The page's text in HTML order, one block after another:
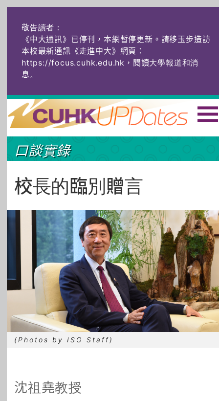
敬告讀者：
《中大通訊》已停刊，本網暫停更新。請移玉步造訪
本校最新通訊《走進中大》網頁：
https://focus.cuhk.edu.hk，閱讀大學報道和消
息。
主頁 | ENG | 简体 |
頭條
社創薈動 六物窺人
所有主題
口談實錄
校長的臨別贈言
(Photos by ISO Staff)
沈祖堯教授